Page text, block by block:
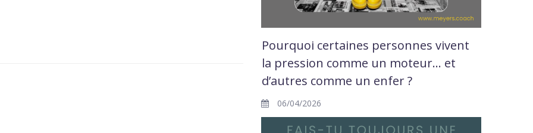
Pourquoi certaines personnes vivent
la pression comme un moteur… et
d’autres comme un enfer ?
06/04/2026